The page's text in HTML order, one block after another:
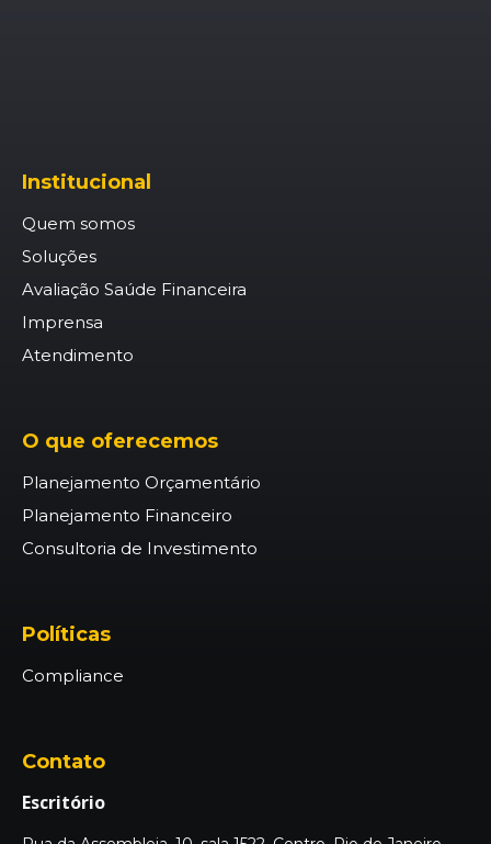
Institucional
Quem somos
Soluções
Avaliação Saúde Financeira
Imprensa
Atendimento
O que oferecemos
Planejamento Orçamentário
Planejamento Financeiro
Consultoria de Investimento
Políticas
Compliance
Contato
Escritório